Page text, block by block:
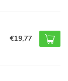
€19,77